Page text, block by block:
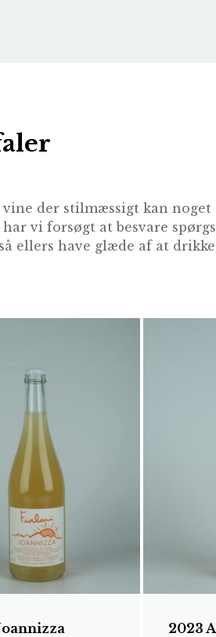
der stilmæssigt kan
vi forsøgt at besvare
ellers have glæde af at
2023